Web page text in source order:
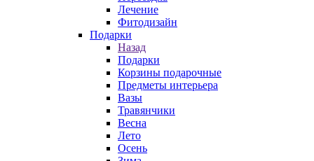
Лечение
Фитодизайн
Подарки
Назад
Подарки
Корзины подарочные
Предметы интерьера
Вазы
Травянчики
Весна
Лето
Осень